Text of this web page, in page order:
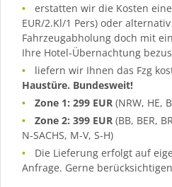
erstatten wir die Kosten
EUR/2.Kl/1 Pers) oder
Fahrzeugabholung doch mit
Ihre Hotel-Übernachtung
liefern wir Ihnen das Fzg
Haustüre. Bundesweit!
Zone 1: 299 EUR (NRW, HE,
Zone 2: 399 EUR (BB, BER,
N-SACHS, M-V, S-H)
Die Lieferung erfolgt auf
Anfrage. Gerne